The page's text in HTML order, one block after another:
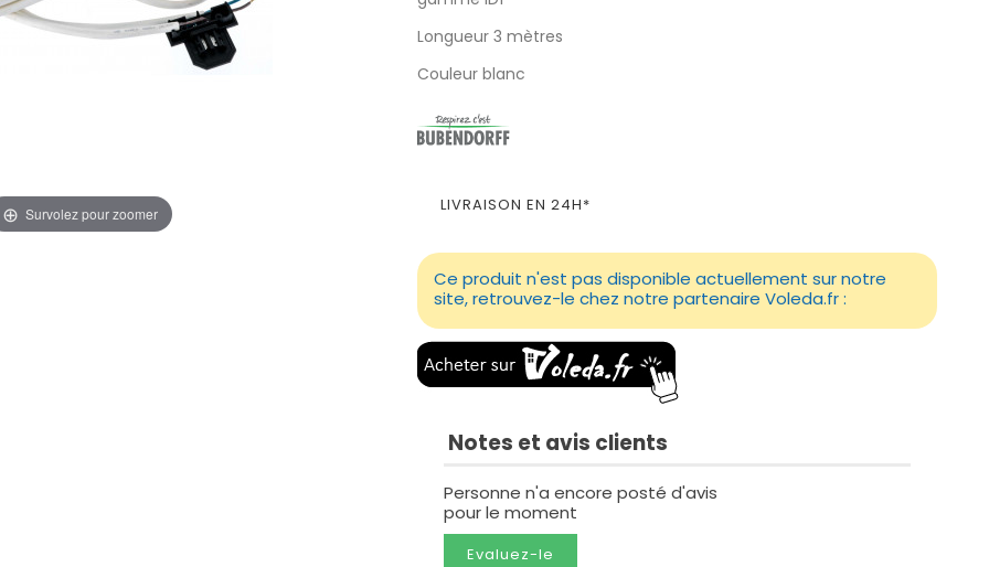
Survolez pour zoomer
Longueur 3 mètres
Couleur blanc
LIVRAISON EN 24H*
Ce produit n'est pas disponible actuellement sur notre
site, retrouvez-le chez notre partenaire Voleda.fr :
Notes et avis clients
Personne n'a encore posté d'avis
pour le moment
Evaluez-le